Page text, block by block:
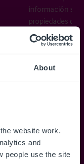
About
website work.
and
people use the site
información
propiedades
cómo desea